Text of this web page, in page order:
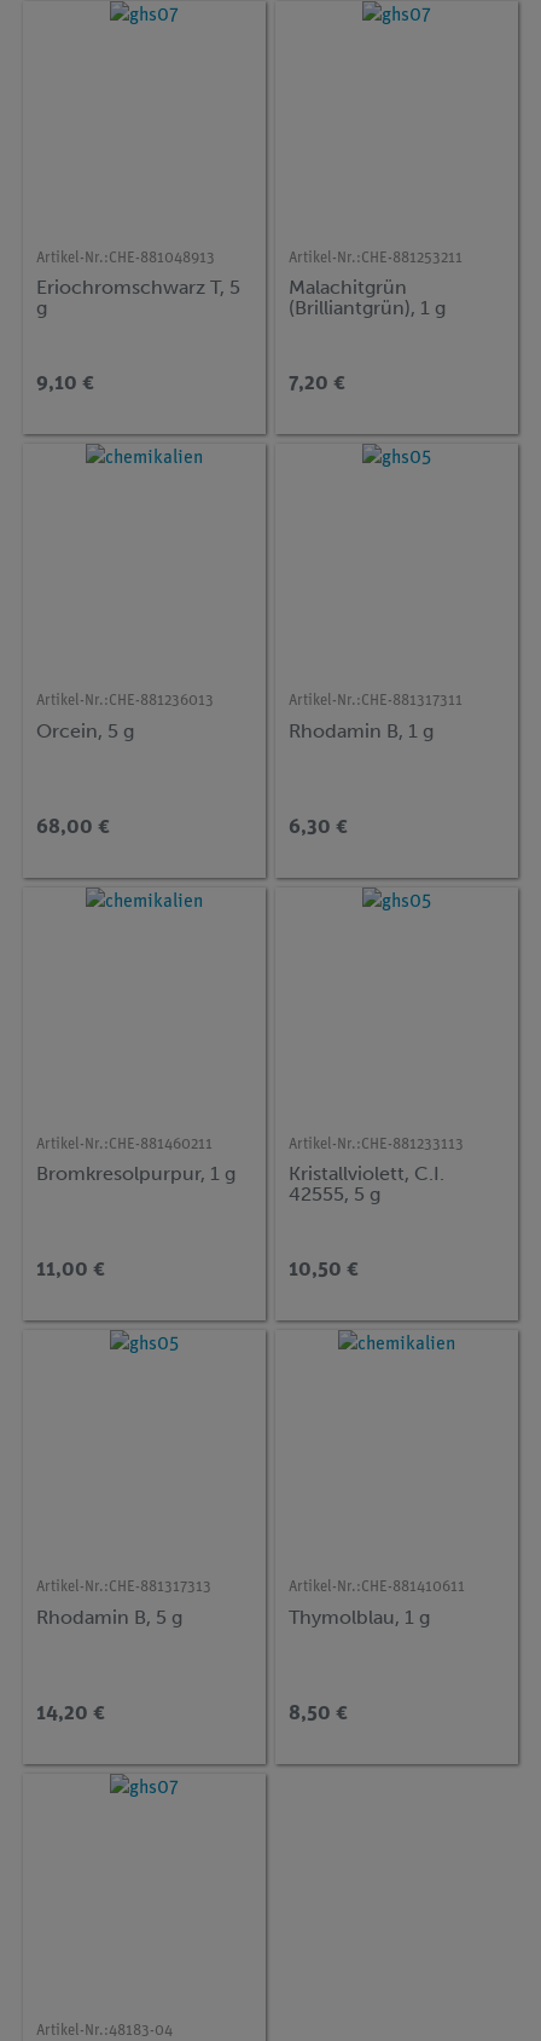
Artikel-Nr.:CHE-881048913
Eriochromschwarz T, 5
g
9,10 €
Artikel-Nr.:CHE-881253211
Malachitgrün
(Brilliantgrün), 1 g
7,20 €
Artikel-Nr.:CHE-881236013
Orcein, 5 g
68,00 €
Artikel-Nr.:CHE-881317311
Rhodamin B, 1 g
6,30 €
Artikel-Nr.:CHE-881460211
Bromkresolpurpur, 1 g
11,00 €
Artikel-Nr.:CHE-881233113
Kristallviolett, C.I.
42555, 5 g
10,50 €
Artikel-Nr.:CHE-881317313
Rhodamin B, 5 g
14,20 €
Artikel-Nr.:CHE-881410611
Thymolblau, 1 g
8,50 €
Artikel-Nr.:48183-04